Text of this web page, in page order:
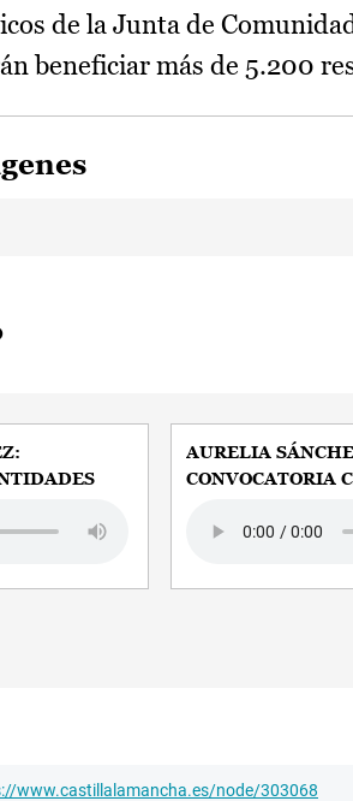
de la Junta de
beneficiar más de 5.200
AURELIA
CONVOCATORIA
www.castillalamancha.es/node/303068